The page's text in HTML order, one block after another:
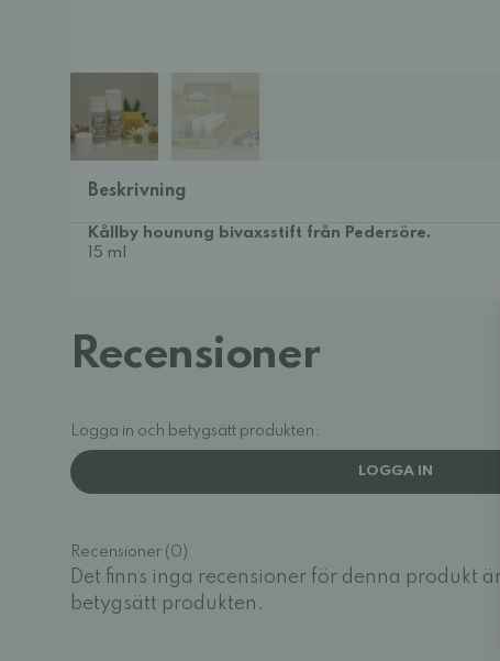
Beskrivning
Kållby hounung bivaxsstift från Pedersöre.
15 ml
Recensioner
Logga in och betygsätt produkten.
LOGGA IN
Recensioner (0)
Det finns inga recensioner för denna produkt
betygsätt produkten.